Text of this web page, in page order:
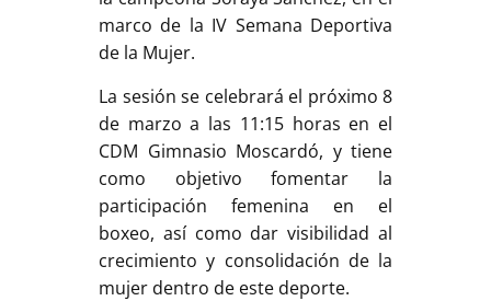
marco de la IV Semana Deportiva
de la Mujer.
La sesión se celebrará el próximo 8
de marzo a las 11:15 horas en el
CDM Gimnasio Moscardó, y tiene
como objetivo fomentar la
participación femenina en el
boxeo, así como dar visibilidad al
crecimiento y consolidación de la
mujer dentro de este deporte.